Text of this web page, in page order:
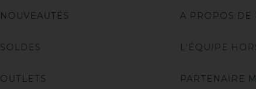
NOUVEAUTÉS
SOLDES
OUTLETS
A PROPOS DE
L'ÉQUIPE
PARTENAIRE